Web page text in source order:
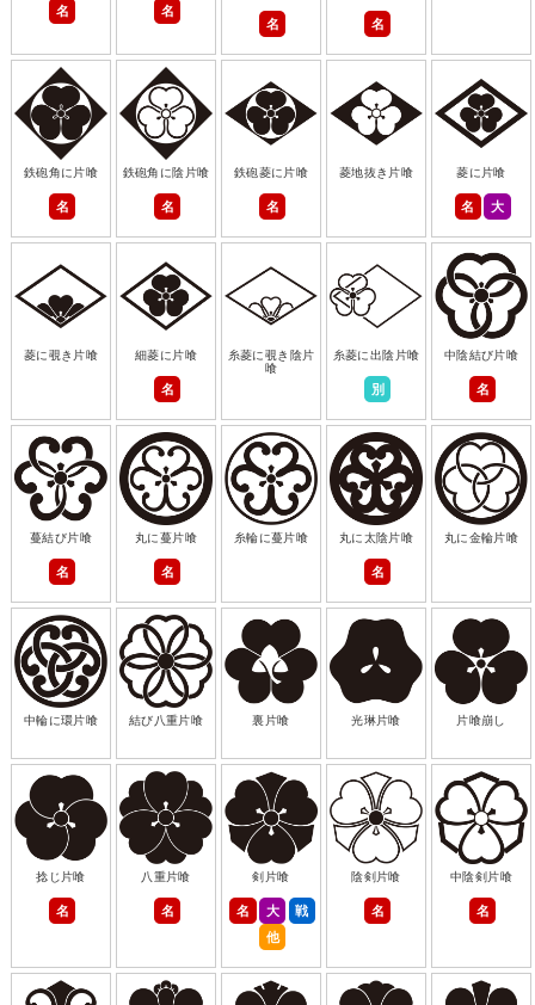
名 名
名 名
鉄砲角に片喰
名
鉄砲角に陰片喰
名
鉄砲菱に片喰
名
菱地抜き片喰 菱に片喰
名 大
菱に覗き片喰 細菱に片喰
名
糸菱に覗き陰片
喰
糸菱に出陰片喰
別
中陰結び片喰
名
蔓結び片喰
名
丸に蔓片喰
名
糸輪に蔓片喰 丸に太陰片喰
名
丸に金輪片喰
中輪に環片喰 結び八重片喰 裏片喰 光琳片喰 片喰崩し
捻じ片喰
名
八重片喰
名
剣片喰
名 大
戦
他
陰剣片喰
名
中陰剣片喰
名